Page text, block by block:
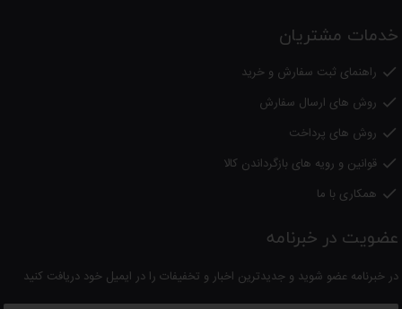
خدمات مشتریان
 راهنمای ثبت سفارش و خرید
 روش های ارسال سفارش
 روش های پرداخت
 قوانین و رویه های بازگرداندن کالا
 همکاری با ما
عضویت در خبرنامه
در خبرنامه عضو شوید و جدیدترین اخبار و تخفیفات را در ایمیل خود دریافت کنید